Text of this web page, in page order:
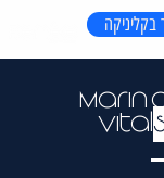
בקליניקה
Marin
vital